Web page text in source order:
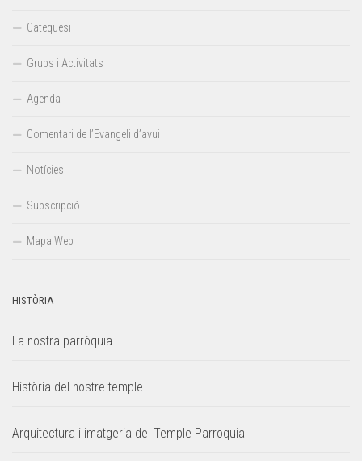
Catequesi
Grups i Activitats
Agenda
Comentari de l’Evangeli d’avui
Notícies
Subscripció
Mapa Web
HISTÒRIA
La nostra parròquia
Història del nostre temple
Arquitectura i imatgeria del Temple Parroquial